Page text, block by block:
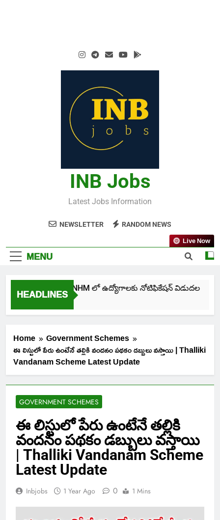
INB Jobs
Latest Jobs Information
NEWSLETTER RANDOM NEWS
MENU
Live Now
HEADLINES
తెలంగాణ NHM లో ఉద్యోగాలకు నోటిఫికేషన్ విడుదల
Home
Government Schemes
ఈ లిస్టులో పేరు ఉంటేనే తల్లికి వందనం పథకం డబ్బులు వస్తాయి | Thalliki
Vandanam Scheme Latest Update
GOVERNMENT SCHEMES
ఈ లిస్టులో పేరు ఉంటేనే తల్లికి
వందనం పథకం డబ్బులు వస్తాయి
| Thalliki Vandanam Scheme
Latest Update
Inbjobs 1 Year Ago 0 1 Mins